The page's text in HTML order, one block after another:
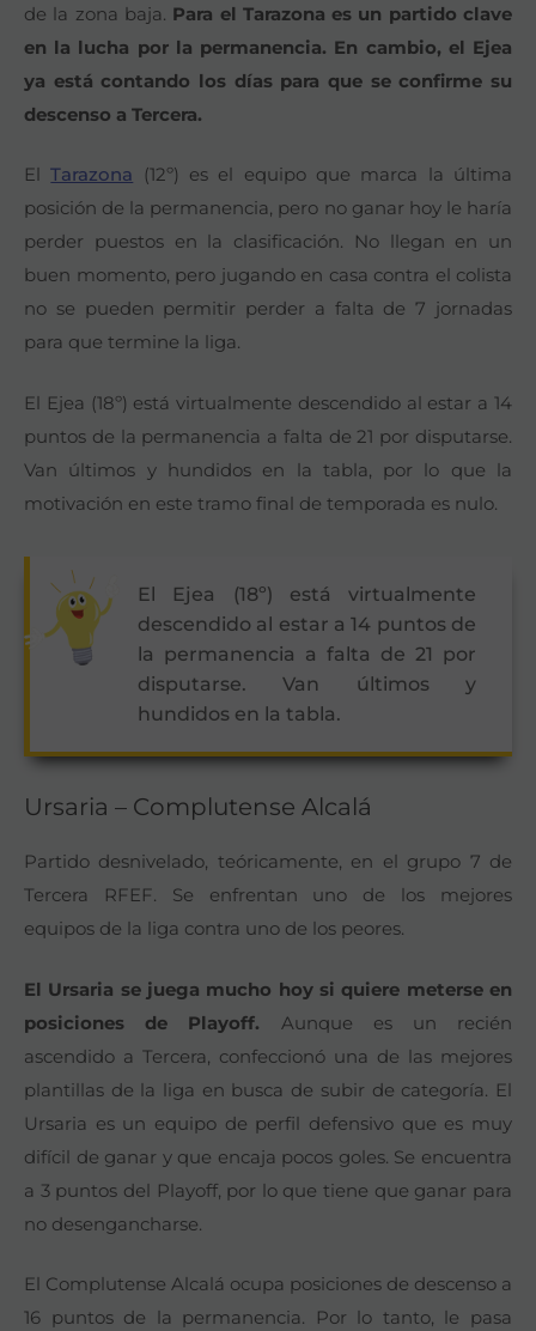
de la zona baja. Para el Tarazona es un partido clave
en la lucha por la permanencia. En cambio, el Ejea
ya está contando los días para que se confirme su
descenso a Tercera.
ElTarazona (12º) es el equipo que marca la última
posición de la permanencia, pero no ganar hoy le haría
perder puestos en la clasificación. No llegan en un
buen momento, pero jugando en casa contra el colista
no se pueden permitir perder a falta de 7 jornadas
para que termine la liga.
El Ejea (18º) está virtualmente descendido al estar a 14
puntos de la permanencia a falta de 21 por disputarse.
Van últimos y hundidos en la tabla, por lo que la
motivación en este tramo final de temporada es nulo.
El Ejea (18º) está virtualmente
descendido al estar a 14 puntos de
la permanencia a falta de 21 por
disputarse. Van últimos y
hundidos en la tabla.
Ursaria – Complutense Alcalá
Partido desnivelado, teóricamente, en el grupo 7 de
Tercera RFEF. Se enfrentan uno de los mejores
equipos de la liga contra uno de los peores.
El Ursaria se juega mucho hoy si quiere meterse en
posiciones de Playoff. Aunque es un recién
ascendido a Tercera, confeccionó una de las mejores
plantillas de la liga en busca de subir de categoría. El
Ursaria es un equipo de perfil defensivo que es muy
difícil de ganar y que encaja pocos goles. Se encuentra
a 3 puntos del Playoff, por lo que tiene que ganar para
no desengancharse.
El Complutense Alcalá ocupa posiciones de descenso a
16 puntos de la permanencia. Por lo tanto, le pasa